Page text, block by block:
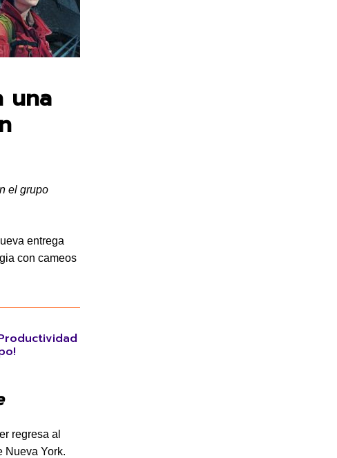
una
el grupo
entrega
con cameos
regresa al
Nueva York.